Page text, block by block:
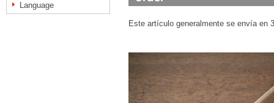
Language
Este artículo generalmente se envía en